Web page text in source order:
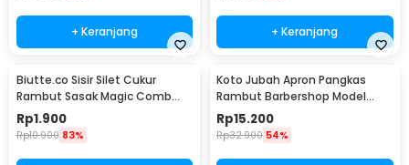
+ Keranjang + Keranjang
Biutte.co Sisir Silet Cukur
Rambut Sasak Magic Comb
Razor - WZ201
Rp1.900
Rp10.900 83%
Koto Jubah Apron Pangkas
Rambut Barbershop Model
Payung 60 cm - 458
Rp15.200
Rp32.900 54%